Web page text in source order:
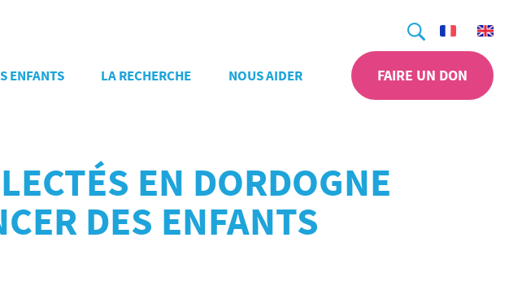
Recherche
ENFANTS LA RECHERCHE NOUS AIDER FAIRE UN DON
EN DORDOGNE
DES ENFANTS